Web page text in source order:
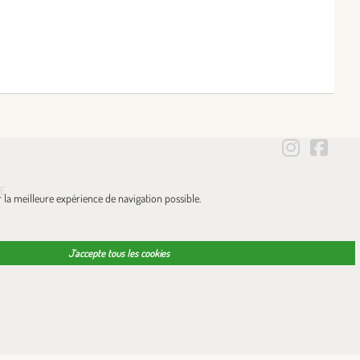
meilleure expérience de navigation possible.
J’accepte tous les cookies
LES